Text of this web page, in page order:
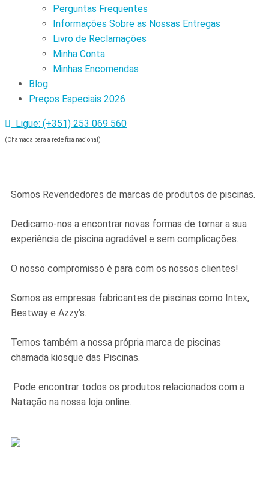
Perguntas Frequentes
Informações Sobre as Nossas Entregas
Livro de Reclamações
Minha Conta
Minhas Encomendas
Blog
Preços Especiais 2026
Ligue: (+351) 253 069 560
(Chamada para a rede fixa nacional)
Somos Revendedores de marcas de produtos de piscinas.
Dedicamo-nos a encontrar novas formas de tornar a sua
experiência de piscina agradável e sem complicações.
O nosso compromisso é para com os nossos clientes!
Somos as empresas fabricantes de piscinas como Intex,
Bestway e Azzy’s.
Temos também a nossa própria marca de piscinas
chamada kiosque das Piscinas.
Pode encontrar todos os produtos relacionados com a
Natação na nossa loja online.